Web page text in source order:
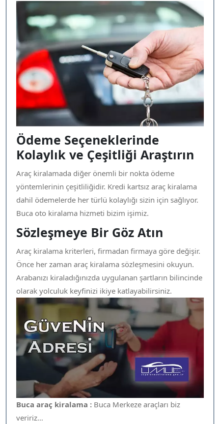
Ödeme Seçeneklerinde
Kolaylık ve Çeşitliği Araştırın
Araç kiralamada diğer önemli bir nokta ödeme
yöntemlerinin çeşitliliğidir. Kredi kartsız araç kiralama
dahil ödemelerde her türlü kolaylığı sizin için sağlıyor.
Buca oto kiralama hizmeti bizim işimiz.
Sözleşmeye Bir Göz Atın
Araç kiralama kriterleri, firmadan firmaya göre değişir.
Önce her zaman araç kiralama sözleşmesini okuyun.
Arabanızı kiraladığınızda uygulanan şartların bilincinde
olarak yolculuk keyfinizi ikiye katlayabilirsiniz.
Buca araç kiralama : Buca Merkeze araçları biz
veririz…